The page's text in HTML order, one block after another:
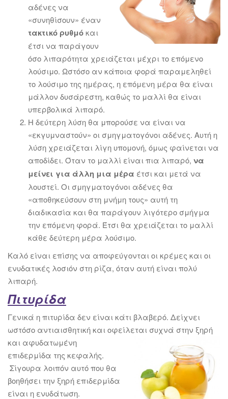
αδένες να
«συνηθίσουν» έναν
τακτικό ρυθμό και
έτσι να παράγουν
όσο λιπαρότητα χρειάζεται μέχρι το επόμενο
λούσιμο. Ωστόσο αν κάποια φορά παραμεληθεί
το λούσιμο της ημέρας, η επόμενη μέρα θα είναι
μάλλον δυσάρεστη, καθώς το μαλλί θα είναι
υπερβολικά λιπαρό.
Η δεύτερη λύση θα μπορούσε να είναι να
«εκγυμναστούν» οι σμηγματογόνοι αδένες. Αυτή η
λύση χρειάζεται λίγη υπομονή, όμως φαίνεται να
αποδίδει. Όταν το μαλλί είναι πια λιπαρό, να
μείνει για άλλη μια μέρα έτσι και μετά να
λουστεί. Οι σμηγματογόνοι αδένες θα
«αποθηκεύσουν στη μνήμη τους» αυτή τη
διαδικασία και θα παράγουν λιγότερο σμήγμα
την επόμενη φορά. Έτσι θα χρειάζεται το μαλλί
κάθε δεύτερη μέρα λούσιμο.
Καλό είναι επίσης να αποφεύγονται οι κρέμες και οι
ενυδατικές λοσιόν στη ρίζα, όταν αυτή είναι πολύ
λιπαρή.
Πιτυρίδα
Γενικά η πιτυρίδα δεν είναι κάτι βλαβερό. Δείχνει
ωστόσο αντιαισθητική και οφείλεται συχνά στην ξηρή
και αφυδατωμένη
επιδερμίδα της κεφαλής.
Σίγουρα λοιπόν αυτό που θα
βοηθήσει την ξηρή επιδερμίδα
είναι η ενυδάτωση.